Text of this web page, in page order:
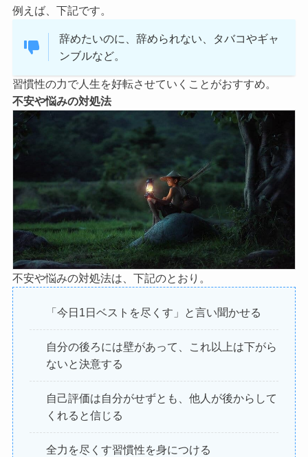
例えば、下記です。
辞めたいのに、辞められない、タバコやギャ
ンブルなど。
習慣性の力で人生を好転させていくことがおすすめ。
不安や悩みの対処法
不安や悩みの対処法は、下記のとおり。
「今日1日ベストを尽くす」と言い聞かせる
自分の後ろには壁があって、これ以上は下がら
ないと決意する
自己評価は自分がせずとも、他人が後からして
くれると信じる
全力を尽くす習慣性を身につける